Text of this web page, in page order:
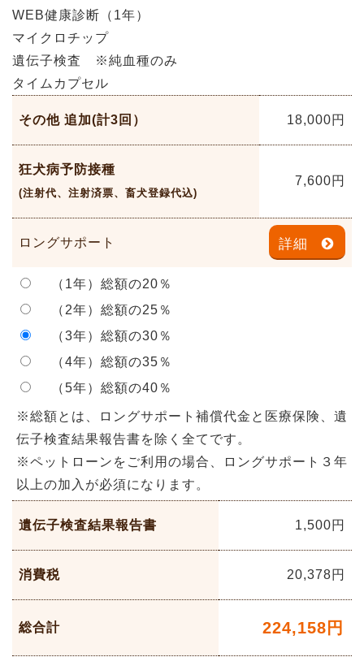
WEB健康診断（1年）
マイクロチップ
遺伝子検査 ※純血種のみ
タイムカプセル
その他 追加(計3回） 18,000円
狂犬病予防接種
(注射代、注射済票、畜犬登録代込)
7,600円
ロングサポート 詳細
（1年）総額の20％
（2年）総額の25％
（3年）総額の30％
（4年）総額の35％
（5年）総額の40％
※総額とは、ロングサポート補償代金と医療保険、遺
伝子検査結果報告書を除く全てです。
※ペットローンをご利用の場合、ロングサポート３年
以上の加入が必須になります。
遺伝子検査結果報告書 1,500円
消費税 20,378円
総合計 224,158 円